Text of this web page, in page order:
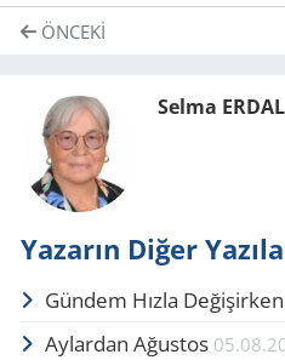
ÖNCEKI
Selma ERDAL
Yazarın Diğer
Gündem Hızla Değişirken
Aylardan Ağustos